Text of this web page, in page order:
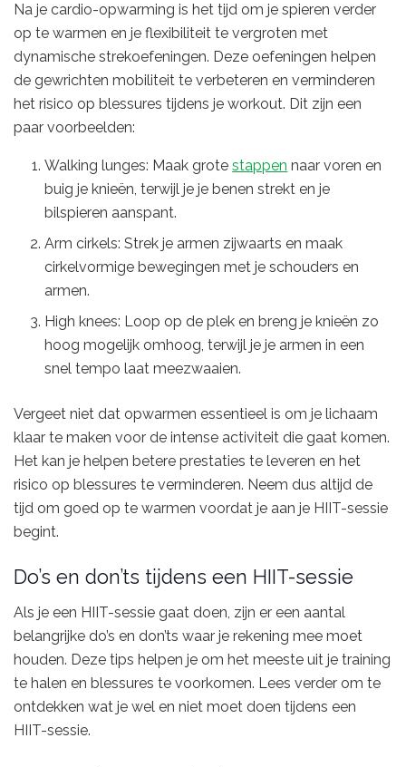
Na je cardio-opwarming is het tijd om je spieren verder
op te warmen en je flexibiliteit te vergroten met
dynamische strekoefeningen. Deze oefeningen helpen
de gewrichten mobiliteit te verbeteren en verminderen
het risico op blessures tijdens je workout. Dit zijn een
paar voorbeelden:
Walking lunges: Maak grotestappen naar voren en
buig je knieën, terwijl je je benen strekt en je
bilspieren aanspant.
Arm cirkels: Strek je armen zijwaarts en maak
cirkelvormige bewegingen met je schouders en
armen.
High knees: Loop op de plek en breng je knieën zo
hoog mogelijk omhoog, terwijl je je armen in een
snel tempo laat meezwaaien.
Vergeet niet dat opwarmen essentieel is om je lichaam
klaar te maken voor de intense activiteit die gaat komen.
Het kan je helpen betere prestaties te leveren en het
risico op blessures te verminderen. Neem dus altijd de
tijd om goed op te warmen voordat je aan je HIIT-sessie
begint.
Do’s en don’ts tijdens een HIIT-sessie
Als je een HIIT-sessie gaat doen, zijn er een aantal
belangrijke do’s en don’ts waar je rekening mee moet
houden. Deze tips helpen je om het meeste uit je training
te halen en blessures te voorkomen. Lees verder om te
ontdekken wat je wel en niet moet doen tijdens een
HIIT-sessie.